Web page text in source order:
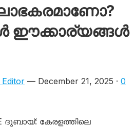
ഈക്കാര്യങ്ങൾ
— December 21, 2025 · 0
ദുബായ്: കേരളത്തിലെ